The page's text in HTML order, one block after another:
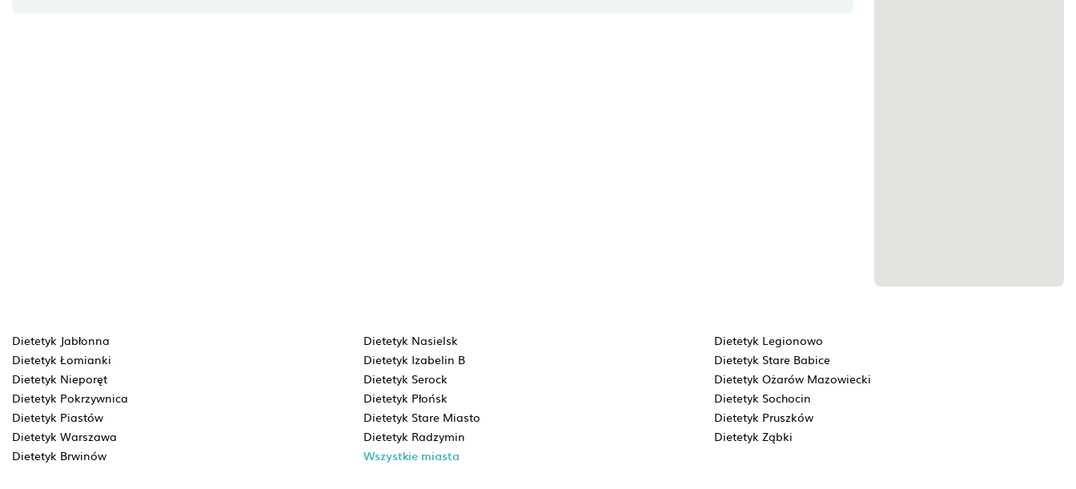
Dietetyk Jabłonna Dietetyk Nasielsk
Dietetyk Legionowo
Dietetyk Łomianki
Dietetyk Izabelin B
Dietetyk Stare Babice
Dietetyk Nieporęt
Dietetyk Serock
Dietetyk Ożarów Mazowiecki
Dietetyk Pokrzywnica
Dietetyk Płońsk
Dietetyk Sochocin
Dietetyk Piastów
Dietetyk Stare Miasto
Dietetyk Pruszków
Dietetyk Warszawa
Dietetyk Radzymin
Dietetyk Ząbki
Dietetyk Brwinów
Wszystkie miasta